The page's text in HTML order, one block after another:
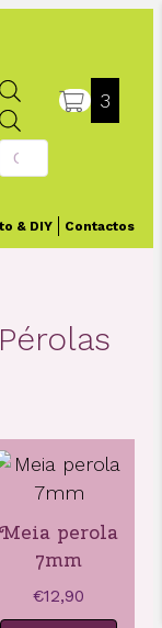
Products
search
3
& DIY Contactos
Meia perola
7mm
€12,90